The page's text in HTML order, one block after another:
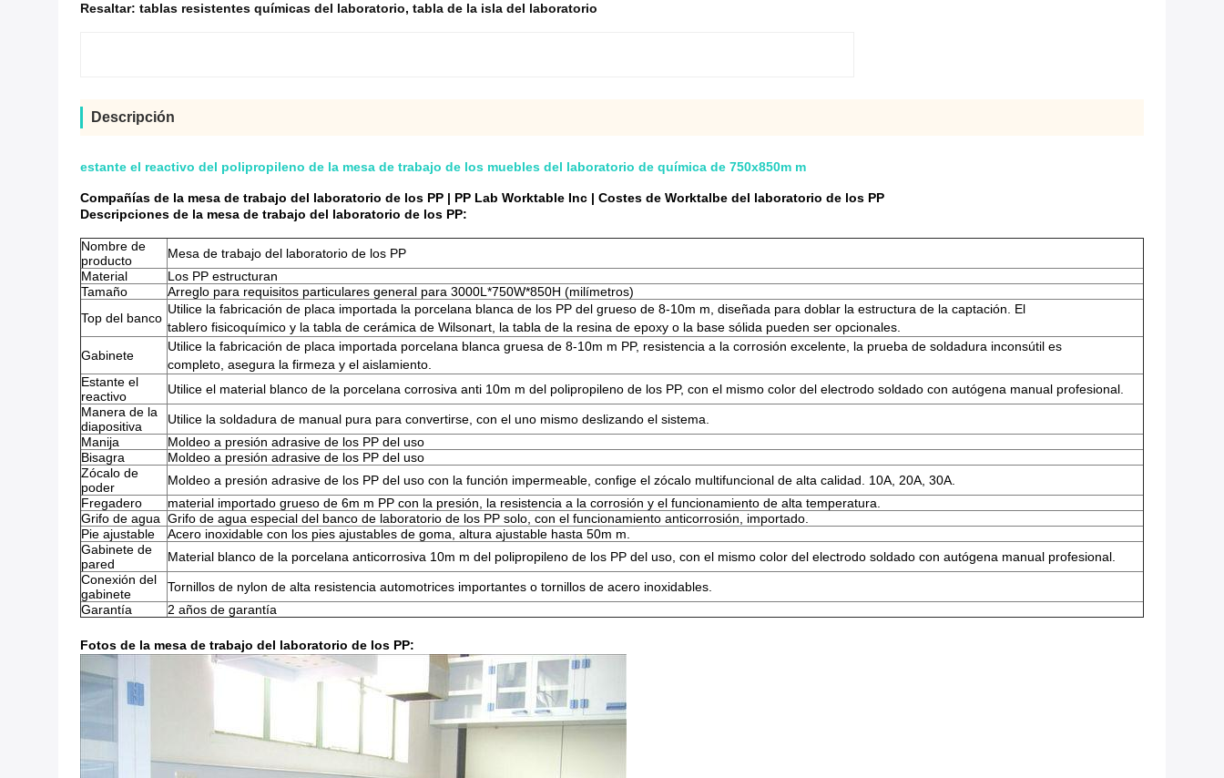
Resaltar: tablas resistentes químicas del laboratorio, tabla de la isla del laboratorio
Descripción
estante el reactivo del polipropileno de la mesa de trabajo de los muebles del laboratorio de química de 750x850m m
Compañías de la mesa de trabajo del laboratorio de los PP | PP Lab Worktable Inc | Costes de Worktalbe del laboratorio de los PP
Descripciones de la mesa de trabajo del laboratorio de los PP:
Nombre de
producto
Mesa de trabajo del laboratorio de los PP
Material
Los PP estructuran
Tamaño
Arreglo para requisitos particulares general para 3000L*750W*850H (milímetros)
Top del banco
Utilice la fabricación de placa importada la porcelana blanca de los PP del grueso de 8-10m m, diseñada para doblar la estructura de la captación. El
tablero fisicoquímico y la tabla de cerámica de Wilsonart, la tabla de la resina de epoxy o la base sólida pueden ser opcionales.
Gabinete
Utilice la fabricación de placa importada porcelana blanca gruesa de 8-10m m PP, resistencia a la corrosión excelente, la prueba de soldadura inconsútil es
completo, asegura la firmeza y el aislamiento.
Estante el
reactivo
Utilice el material blanco de la porcelana corrosiva anti 10m m del polipropileno de los PP, con el mismo color del electrodo soldado con autógena manual profesional.
Manera de la
diapositiva
Utilice la soldadura de manual pura para convertirse, con el uno mismo deslizando el sistema.
Manija
Moldeo a presión adrasive de los PP del uso
Bisagra
Moldeo a presión adrasive de los PP del uso
Zócalo de
poder
Moldeo a presión adrasive de los PP del uso con la función impermeable, confige el zócalo multifuncional de alta calidad. 10A, 20A, 30A.
Fregadero
material importado grueso de 6m m PP con la presión, la resistencia a la corrosión y el funcionamiento de alta temperatura.
Grifo de agua Grifo de agua especial del banco de laboratorio de los PP solo, con el funcionamiento anticorrosión, importado.
Pie ajustable
Acero inoxidable con los pies ajustables de goma, altura ajustable hasta 50m m.
Gabinete de
pared
Material blanco de la porcelana anticorrosiva 10m m del polipropileno de los PP del uso, con el mismo color del electrodo soldado con autógena manual profesional.
Conexión del
gabinete
Tornillos de nylon de alta resistencia automotrices importantes o tornillos de acero inoxidables.
Garantía
2 años de garantía
Fotos de la mesa de trabajo del laboratorio de los PP: